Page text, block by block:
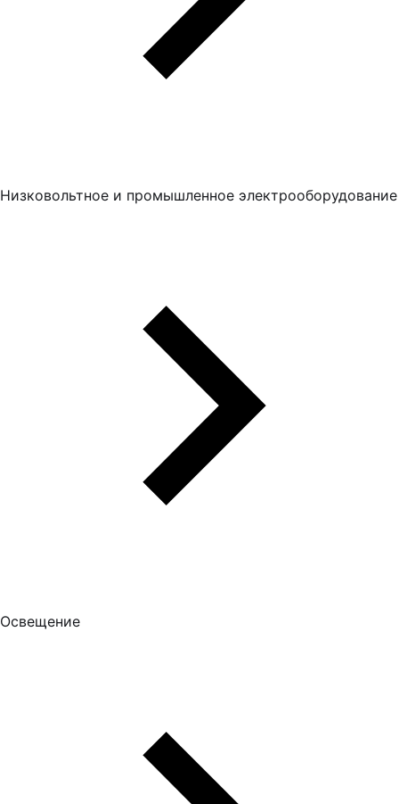
Низковольтное и промышленное электрооборудование
Освещение